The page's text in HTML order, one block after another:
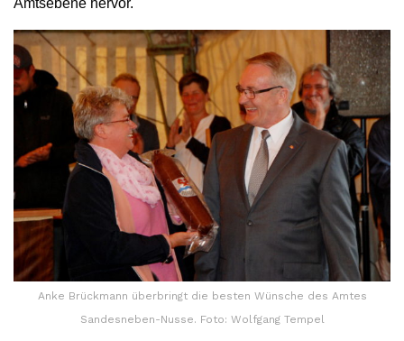
Anke Brückmann überbringt die besten Wünsche des Amtes
Sandesneben-Nusse. Foto: Wolfgang Tempel